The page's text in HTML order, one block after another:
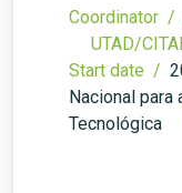
Coordinator /
UTAD/
Start date /
Nacional para
Tecnológica